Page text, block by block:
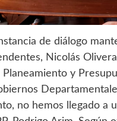
de diálogo
Nicolás
y
no hemos llegado a